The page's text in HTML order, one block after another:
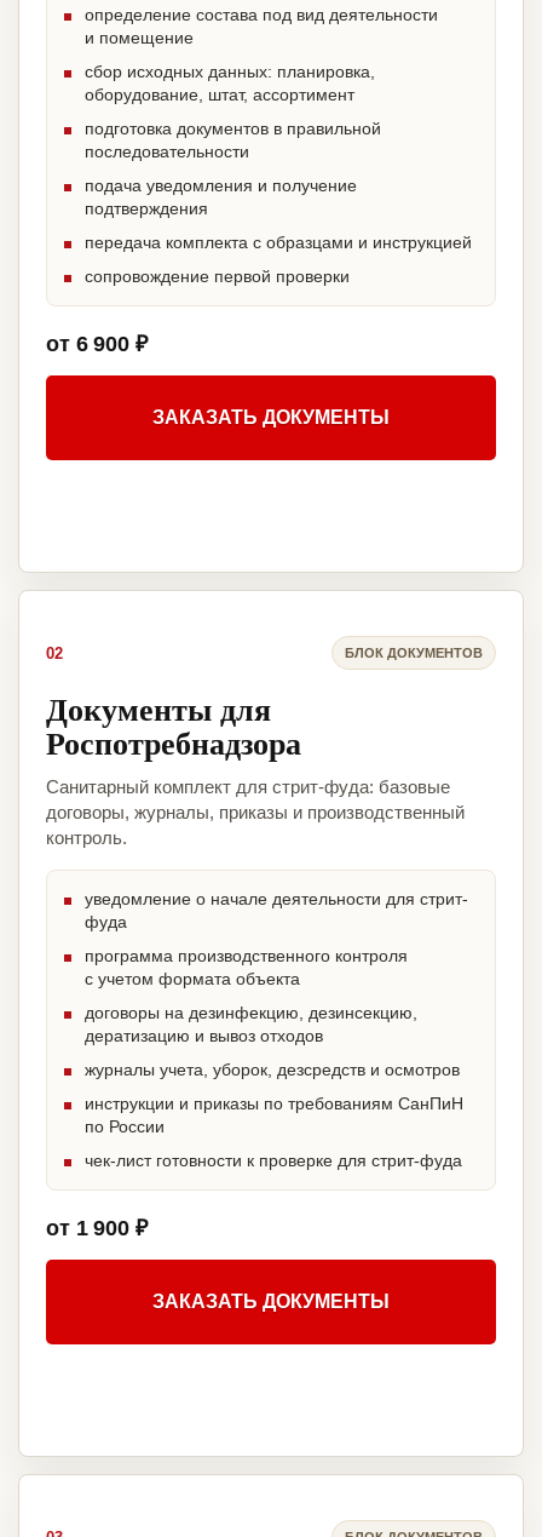
определение состава под вид деятельности
и помещение
сбор исходных данных: планировка,
оборудование, штат, ассортимент
подготовка документов в правильной
последовательности
подача уведомления и получение
подтверждения
передача комплекта с образцами и инструкцией
сопровождение первой проверки
от 6 900 ₽
ЗАКАЗАТЬ ДОКУМЕНТЫ
02 БЛОК ДОКУМЕНТОВ
Документы для
Роспотребнадзора
Санитарный комплект для стрит-фуда: базовые
договоры, журналы, приказы и производственный
контроль.
уведомление о начале деятельности для стрит-
фуда
программа производственного контроля
с учетом формата объекта
договоры на дезинфекцию, дезинсекцию,
дератизацию и вывоз отходов
журналы учета, уборок, дезсредств и осмотров
инструкции и приказы по требованиям СанПиН
по России
чек-лист готовности к проверке для стрит-фуда
от 1 900 ₽
ЗАКАЗАТЬ ДОКУМЕНТЫ